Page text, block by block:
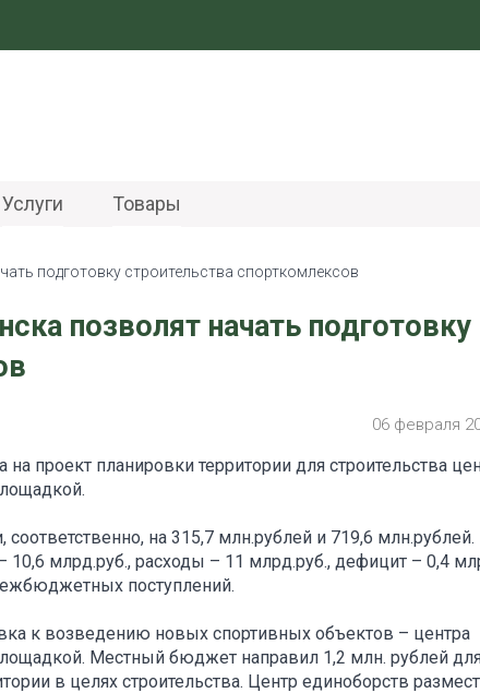
Услуги Товары
подготовку строительства спорткомлексов
позволят начать подготовку
06 февраля
проект планировки территории для строительства
на 315,7 млн.рублей и 719,6 млн.рублей.
млрд.руб., расходы – 11 млрд.руб., дефицит – 0,4
поступлений.
к возведению новых спортивных объектов – центра
Местный бюджет направил 1,2 млн. рублей
в целях строительства. Центр единоборств